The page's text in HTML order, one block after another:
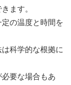
ます。
の温度と時間を
科学的な根拠に
要な場合もあ